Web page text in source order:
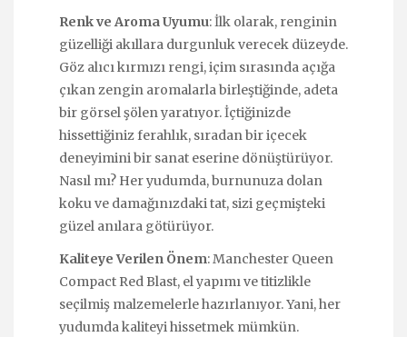
Renk ve Aroma Uyumu: İlk olarak, renginin
güzelliği akıllara durgunluk verecek düzeyde.
Göz alıcı kırmızı rengi, içim sırasında açığa
çıkan zengin aromalarla birleştiğinde, adeta
bir görsel şölen yaratıyor. İçtiğinizde
hissettiğiniz ferahlık, sıradan bir içecek
deneyimini bir sanat eserine dönüştürüyor.
Nasıl mı? Her yudumda, burnunuza dolan
koku ve damağınızdaki tat, sizi geçmişteki
güzel anılara götürüyor.
Kaliteye Verilen Önem: Manchester Queen
Compact Red Blast, el yapımı ve titizlikle
seçilmiş malzemelerle hazırlanıyor. Yani, her
yudumda kaliteyi hissetmek mümkün.